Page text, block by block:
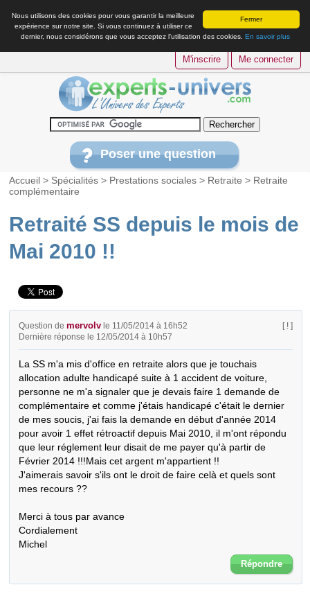
Fermer
Nous utilisons des cookies pour vous garantir la meilleure
expérience sur notre site. Si vous continuez à utiliser ce
dernier, nous considérons que vous acceptez l’utilisation des cookies. En savoir plus
M'inscrire Me connecter
Poser une question
Accueil > Spécialités > Prestations sociales > Retraite > Retraite
complémentaire
Retraité SS depuis le mois de
Mai 2010 !!
Question demervolv le 11/05/2014 à 16h52
Dernière réponse le 12/05/2014 à 10h57
[ ! ]
La SS m'a mis d'office en retraite alors que je touchais
allocation adulte handicapé suite à 1 accident de voiture,
personne ne m'a signaler que je devais faire 1 demande de
complémentaire et comme j'étais handicapé c'était le dernier
de mes soucis, j'ai fais la demande en début d'année 2014
pour avoir 1 effet rétroactif depuis Mai 2010, il m'ont répondu
que leur réglement leur disait de me payer qu'à partir de
Février 2014 !!!Mais cet argent m'appartient !!
J'aimerais savoir s'ils ont le droit de faire celà et quels sont
mes recours ??
Merci à tous par avance
Cordialement
Michel
Répondre